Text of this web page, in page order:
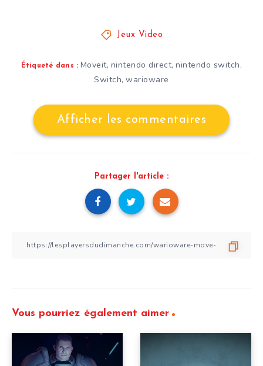
Jeux Video
Étiqueté dans : Moveit, nintendo direct,nintendo switch,
Switch,warioware
Afficher les commentaires
Partager l'article :
Vous pourriez également aimer